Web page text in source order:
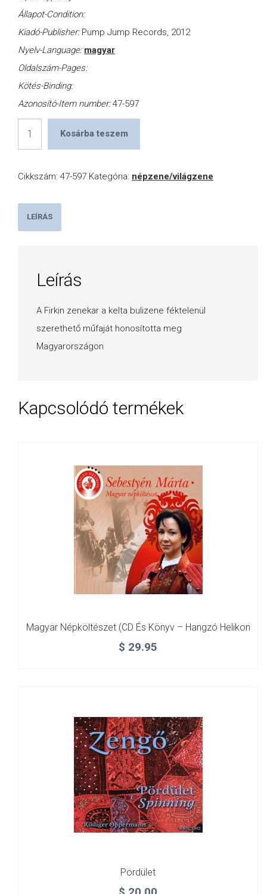
Állapot-Condition:
Kiadó-Publisher: Pump Jump Records, 2012
Nyelv-Language: magyar
Oldalszám-Pages:
Kötés-Binding:
Azonosító-Item number:47-597
Kosárba teszem
Cikkszám: 47-597 Kategória: népzene/világzene
LEÍRÁS
Leírás
A Firkin zenekar a kelta bulizene féktelenül
szerethető műfaját honosította meg
Magyarországon
Kapcsolódó termékek
Magyar Népköltészet (CD És Könyv – Hangzó Helikon
$ 29.95
Pördület